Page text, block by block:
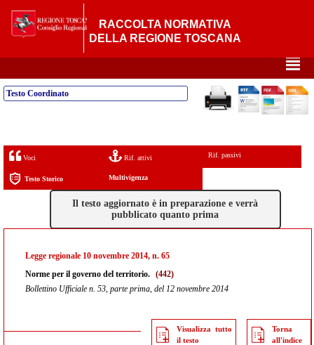
RACCOLTA NORMATIVA
DELLA REGIONE TOSCANA
²
Testo Coordinato
Voci Rif. attivi Rif. passivi
Testo Storico Multivigenza
Il testo aggiornato è in preparazione e verrà
pubblicato quanto prima
Legge regionale 10 novembre 2014, n. 65
Norme per il governo del territorio. (442)
Bollettino Ufficiale n. 53, parte prima, del 12 novembre 2014
Visualizza tutto
il testo
Torna
all'indice